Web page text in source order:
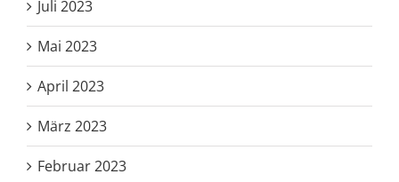
Juli 2023
Mai 2023
April 2023
März 2023
Februar 2023